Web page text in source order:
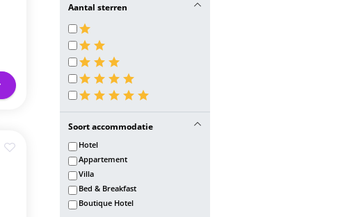
Aantal sterren
Soort accommodatie
Hotel
Appartement
Villa
Bed & Breakfast
Boutique Hotel